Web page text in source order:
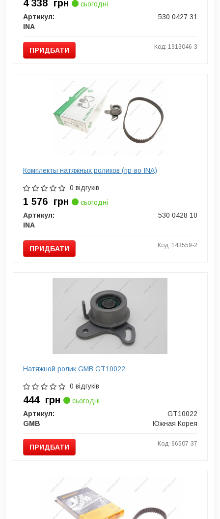
4 338 грн
сьогодні
Артикул:
530 0427 31
INA
ПРИДБАТИ Код: 1913046-3
Комплекты натяжных роликов (пр-во INA)
0 відгуків
1 576 грн
сьогодні
Артикул:
530 0428 10
INA
ПРИДБАТИ Код: 143559-2
Натяжной ролик GMB GT10022
0 відгуків
444 грн
сьогодні
Артикул:
GT10022
GMB
Южная Корея
ПРИДБАТИ Код: 66507-37